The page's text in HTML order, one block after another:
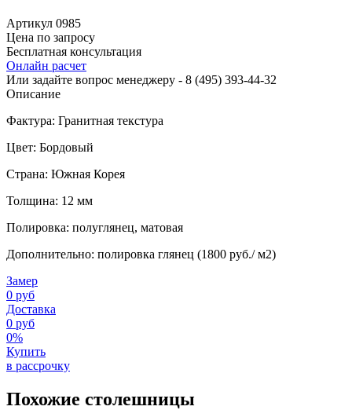
Артикул 0985
Цена по запросу
Бесплатная консультация
Онлайн расчет
Или задайте вопрос менеджеру - 8 (495) 393-44-32
Описание
Фактура: Гранитная текстура
Цвет: Бордовый
Страна: Южная Корея
Толщина: 12 мм
Полировка: полуглянец, матовая
Дополнительно: полировка глянец (1800 руб./ м2)
Замер
0 руб
Доставка
0 руб
0%
Купить
в рассрочку
Похожие столешницы